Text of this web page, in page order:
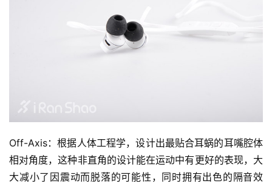
Off-Axis：根据人体工程学，设计出最贴合耳蜗的耳嘴腔体
相对角度，这种非直角的设计能在运动中有更好的表现，大
大减小了因震动而脱落的可能性，同时拥有出色的隔音效